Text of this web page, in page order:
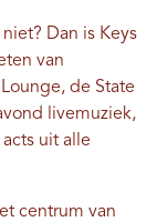
Dan is Keys
van
de State
livemuziek,
uit alle
centrum van